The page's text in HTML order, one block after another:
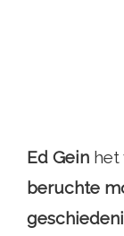
Ed Gein het
beruchte